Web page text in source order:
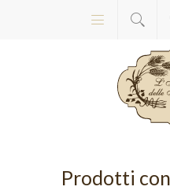
Prodotti